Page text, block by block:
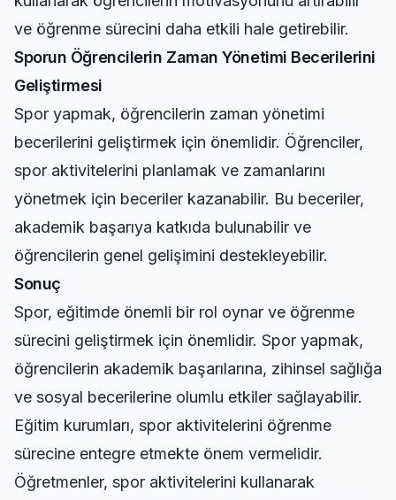
ve öğrenme sürecini daha etkili hale getirebilir.
Sporun Öğrencilerin Zaman Yönetimi Becerilerini
Geliştirmesi
Spor yapmak, öğrencilerin zaman yönetimi
becerilerini geliştirmek için önemlidir. Öğrenciler,
spor aktivitelerini planlamak ve zamanlarını
yönetmek için beceriler kazanabilir. Bu beceriler,
akademik başarıya katkıda bulunabilir ve
öğrencilerin genel gelişimini destekleyebilir.
Sonuç
Spor, eğitimde önemli bir rol oynar ve öğrenme
sürecini geliştirmek için önemlidir. Spor yapmak,
öğrencilerin akademik başarılarına, zihinsel sağlığa
ve sosyal becerilerine olumlu etkiler sağlayabilir.
Eğitim kurumları, spor aktivitelerini öğrenme
sürecine entegre etmekte önem vermelidir.
Öğretmenler, spor aktivitelerini kullanarak